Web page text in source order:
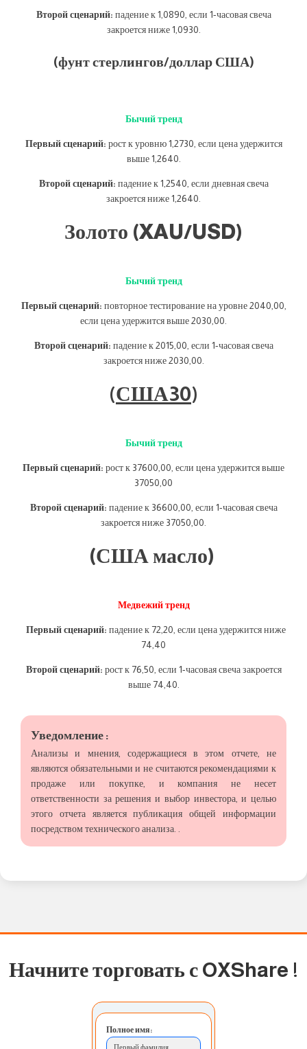
Второй сценарий: падение к 1,0890, если 1-часовая свеча
закроется ниже 1,0930.
(фунт стерлингов/доллар США)
Бычий тренд
Первый сценарий: рост к уровню 1,2730, если цена удержится
выше 1,2640.
Второй сценарий: падение к 1,2540, если дневная свеча
закроется ниже 1,2640.
Золото (XAU/USD)
Бычий тренд
Первый сценарий: повторное тестирование на уровне 2040,00,
если цена удержится выше 2030,00.
Второй сценарий: падение к 2015,00, если 1-часовая свеча
закроется ниже 2030,00.
(США30)
Бычий тренд
Первый сценарий: рост к 37600,00, если цена удержится выше
37050,00
Второй сценарий: падение к 36600,00, если 1-часовая свеча
закроется ниже 37050,00.
(США масло)
Медвежий тренд
Первый сценарий: падение к 72,20, если цена удержится ниже
74,40
Второй сценарий: рост к 76,50, если 1-часовая свеча закроется
выше 74,40.
Уведомление :
Анализы и мнения, содержащиеся в этом отчете, не
являются обязательными и не считаются рекомендациями к
продаже или покупке, и компания не несет
ответственности за решения и выбор инвестора, и целью
этого отчета является публикация общей информации
посредством технического анализа. .
Начните торговать с OXShare !
Полное имя:
Первый фамилия